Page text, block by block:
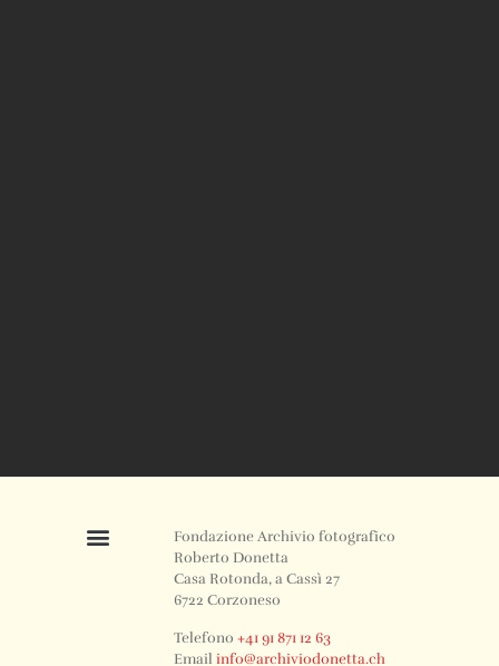
Fondazione Archivio fotografico
Roberto Donetta
Casa Rotonda, a Cassì 27
6722 Corzoneso
Telefono+41 91 871 12 63
Emailinfo@archiviodonetta.ch